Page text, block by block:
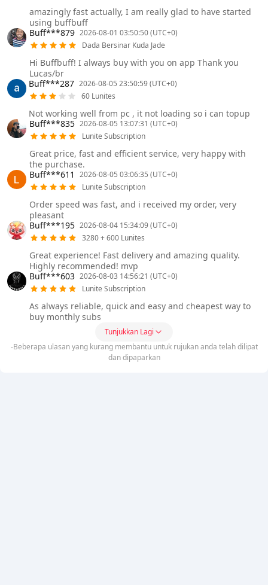
amazingly fast actually, I am really glad to have started
using buffbuff
Buff***879 2026-08-01 03:50:50 (UTC+0)
Dada Bersinar Kuda Jade
Hi Buffbuff! I always buy with you on app Thank you
Lucas/br
Buff***287 2026-08-05 23:50:59 (UTC+0)
60 Lunites
Not working well from pc , it not loading so i can topup
Buff***835 2026-08-05 13:07:31 (UTC+0)
Lunite Subscription
Great price, fast and efficient service, very happy with
the purchase.
Buff***611
2026-08-05 03:06:35 (UTC+0)
Lunite Subscription
Order speed was fast, and i received my order, very
pleasant
Buff***195 2026-08-04 15:34:09 (UTC+0)
3280 + 600 Lunites
Great experience! Fast delivery and amazing quality.
Highly recommended! mvp
Buff***603 2026-08-03 14:56:21 (UTC+0)
Lunite Subscription
As always reliable, quick and easy and cheapest way to
buy monthly subs
Tunjukkan Lagi
-Beberapa ulasan yang kurang membantu untuk rujukan anda telah dilipat
dan dipaparkan